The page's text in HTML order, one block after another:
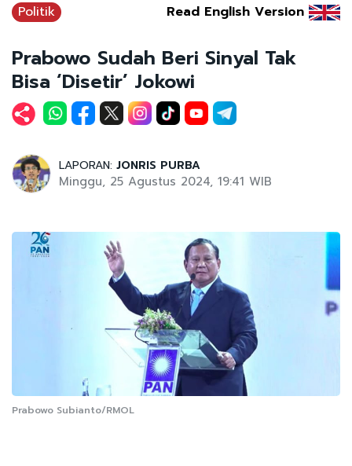
Politik Read English Version
Prabowo Sudah Beri Sinyal Tak
Bisa ‘Disetir’ Jokowi
LAPORAN: JONRIS PURBA
Minggu, 25 Agustus 2024, 19:41 WIB
Prabowo Subianto/RMOL